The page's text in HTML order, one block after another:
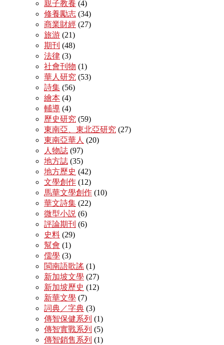
親子教養 (4)
修養勵志 (34)
商業財經 (27)
旅游 (21)
期刊 (48)
法律 (3)
社會刊物 (1)
華人研究 (53)
詩集 (56)
繪本 (4)
輔導 (4)
歷史研究 (59)
東南亞、東北亞研究 (27)
東南亞華人 (20)
人物誌 (97)
地方誌 (35)
地方歷史 (42)
文學創作 (12)
馬華文學創作 (10)
華文詩集 (22)
微型小説 (6)
評論期刊 (6)
史料 (29)
幫會 (1)
儒學 (3)
閩南語歌謠 (1)
新加坡文學 (27)
新加坡歷史 (12)
新華文學 (7)
詞典／字典 (3)
傳智保健系列 (1)
傳智實戰系列 (5)
傳智銷售系列 (1)